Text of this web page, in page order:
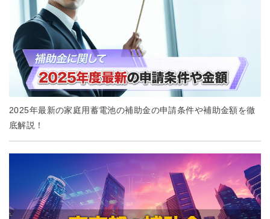
2025年最新の家庭用蓄電池の補助金の申請条件や補助金額を徹
底解説！